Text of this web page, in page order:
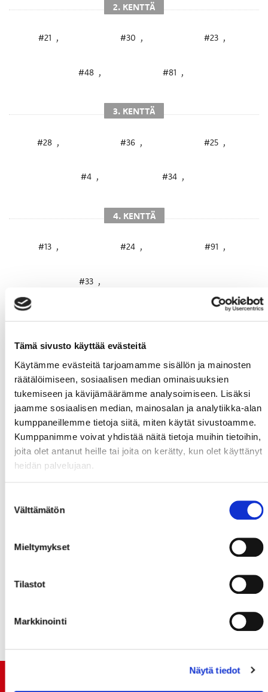
Tämä sivusto käyttää evästeitä
Käytämme evästeitä tarjoamamme sisällön ja mainosten
räätälöimiseen, sosiaalisen median ominaisuuksien
tukemiseen ja kävijämäärämme analysoimiseen. Lisäksi
jaamme sosiaalisen median, mainosalan ja analytiikka-alan
kumppaneillemme tietoja siitä, miten käytät sivustoamme.
Kumppanimme voivat yhdistää näitä tietoja muihin tietoihin,
joita olet antanut heille tai joita on kerätty, kun olet käyttänyt
heidän palvelujaan.
valinta
Välttämätön
Mieltymykset
Tilastot
Markkinointi
Näytä tiedot
2. KENTTÄ
#21 , #30 , #23 ,
#48 , #81 ,
3. KENTTÄ
#28 , #36 , #25 ,
#4 , #34 ,
4. KENTTÄ
#13 , #24 , #91 ,
#33 ,
#32 ,
SPORT SARJAKÄRJEN VIERAAKSI
Sportin kolmen ottelun viikko alkaa Tapparaa vastaan
tiistaina.